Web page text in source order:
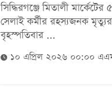
সিদ্ধিরগঞ্জে মিতালী
সেলাই কর্মীর রহস্যজনক
বৃহস্পতিবার ...
১০ এপ্রিল ২০২৬ ০০:০০